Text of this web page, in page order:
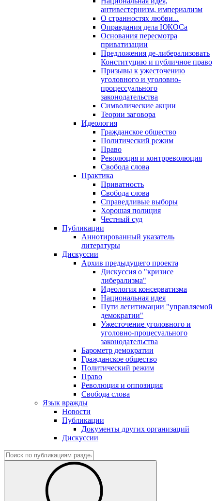
антивестернизм, империализм
О странностях любви...
Оправдания дела ЮКОСа
Основания пересмотра
приватизации
Предложения де-либерализовать
Конституцию и публичное право
Призывы к ужесточению
уголовного и уголовно-
процессуального
законодательства
Символические акции
Теории заговора
Идеология
Гражданское общество
Политический режим
Право
Революция и контрреволюция
Свобода слова
Практика
Приватность
Свобода слова
Справедливые выборы
Хорошая полиция
Честный суд
Публикации
Аннотированный указатель
литературы
Дискуссии
Архив предыдущего проекта
Дискуссия о "кризисе
либерализма"
Идеология консерватизма
Национальная идея
Пути легитимации "управляемой
демократии"
Ужесточение уголовного и
уголовно-процесуального
законодательства
Барометр демократии
Гражданское общество
Политический режим
Право
Революция и оппозиция
Свобода слова
Язык вражды
Новости
Публикации
Документы других организаций
Дискуссии